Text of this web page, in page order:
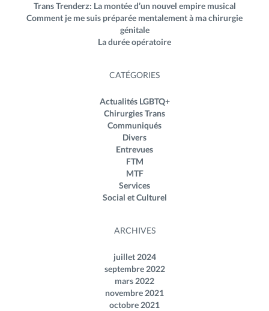
Trans Trenderz: La montée d’un nouvel empire musical
Comment je me suis préparée mentalement à ma chirurgie
génitale
La durée opératoire
CATÉGORIES
Actualités LGBTQ+
Chirurgies Trans
Communiqués
Divers
Entrevues
FTM
MTF
Services
Social et Culturel
ARCHIVES
juillet 2024
septembre 2022
mars 2022
novembre 2021
octobre 2021